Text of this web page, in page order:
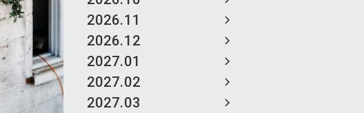
2026.11
2026.12
2027.01
2027.02
2027.03